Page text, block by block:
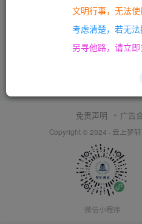
免责声明 广告
Copyright © 2024 · 云上梦轩
微信小程序
文明行事，无法使
考虑清楚，若无法
另寻他路，请立即